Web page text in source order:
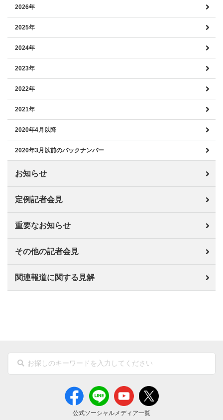
2026年
2025年
2024年
2023年
2022年
2021年
2020年4月以降
2020年3月以前のバックナンバー
お知らせ
定例記者会見
重要なお知らせ
その他の記者会見
関連報道に関する見解
公式ソーシャルメディア一覧